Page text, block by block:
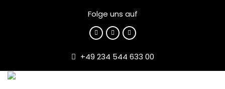
Folge uns auf
+49 234 544 633 00